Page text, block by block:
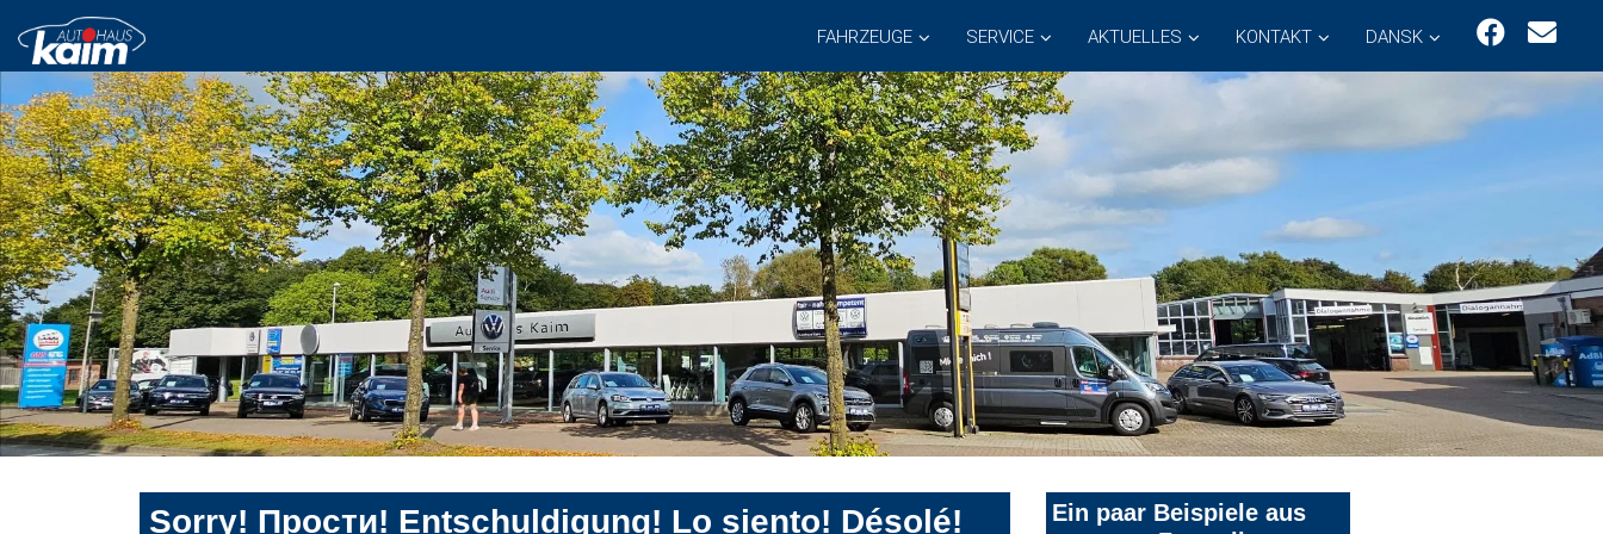
FAHRZEUGE SERVICE AKTUELLES KONTAKT DANSK
Sorry! Прости! Entschuldigung! Lo siento! Désolé!
Ein paar Beispiele aus